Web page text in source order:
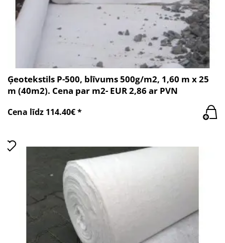
Ģeotekstils P-500, blīvums 500g/m2, 1,60 m x 25
m (40m2). Cena par m2- EUR 2,86 ar PVN
Cena līdz 114.40€ *